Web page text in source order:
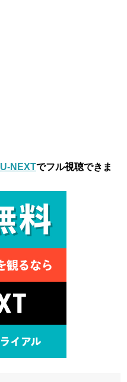
U-NEXTでフル視聴できま